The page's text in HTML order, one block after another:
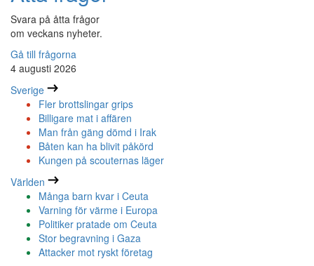
Svara på åtta frågor
om veckans nyheter.
Gå till frågorna
4 augusti 2026
Sverige
Fler brottslingar grips
Billigare mat i affären
Man från gäng dömd i Irak
Båten kan ha blivit påkörd
Kungen på scouternas läger
Världen
Många barn kvar i Ceuta
Varning för värme i Europa
Politiker pratade om Ceuta
Stor begravning i Gaza
Attacker mot ryskt företag